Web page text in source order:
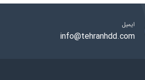
ایمیل
info@tehranhdd.com